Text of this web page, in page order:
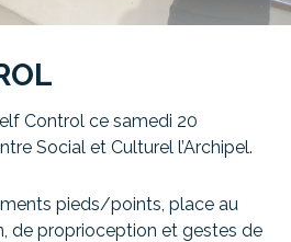
Control ce samedi 20
Social et Culturel l’Archipel.
pieds/points, place au
de proprioception et gestes de